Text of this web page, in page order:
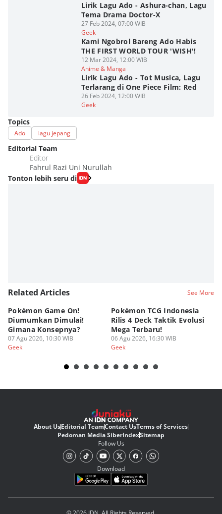
Lirik Lagu Ado - Ashura-chan, Lagu
Tema Drama Doctor-X
27 Feb 2024, 07:00 WIB
Geek
Kami Ngobrol Bareng Ado Habis
THE FIRST WORLD TOUR 'WISH'!
12 Mar 2024, 12:00 WIB
Anime & Manga
Lirik Lagu Ado - Tot Musica, Lagu
Terlarang di One Piece Film: Red
26 Feb 2024, 12:00 WIB
Geek
Topics
Ado lagu jepang
Editorial Team
Editor
Fahrul Razi Uni Nurullah
Tonton lebih seru di
Related Articles See More
Pokémon Game On!
Diumumkan Dimulai!
Gimana Konsepnya?
07 Agu 2026, 10:30 WIB
Geek
Pokémon TCG Indonesia
Rilis 4 Deck Taktik Evolusi
Mega Terbaru!
06 Agu 2026, 16:30 WIB
Geek
About UsEditorial TeamContact UsTerms of Services
Pedoman Media SiberIndexSitemap
Follow Us
Download